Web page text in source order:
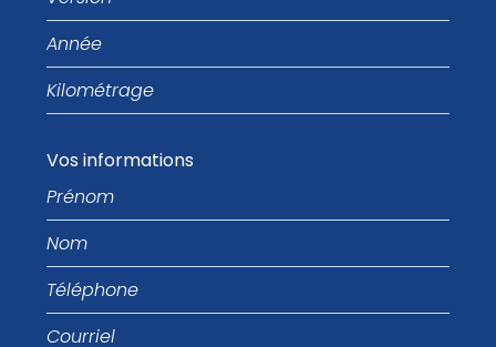
Année
Kilométrage
Vos informations
Prénom
Nom
Téléphone
Courriel